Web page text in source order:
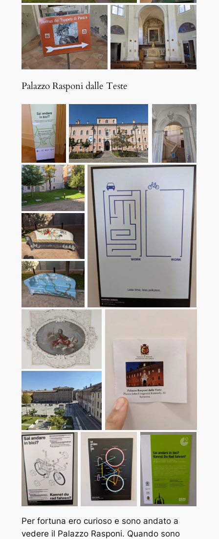
Palazzo Rasponi dalle Teste
Per fortuna ero curioso e sono andato a
vedere il Palazzo Rasponi. Quando sono